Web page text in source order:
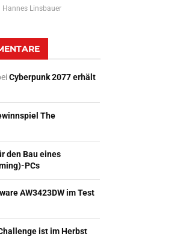
Hannes Linsbauer
Cyberpunk 2077 erhält
The
den Bau eines
PCs
AW3423DW im Test
ist im Herbst